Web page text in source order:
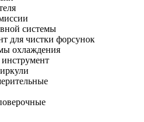
системы
для чистки форсунок
охлаждения